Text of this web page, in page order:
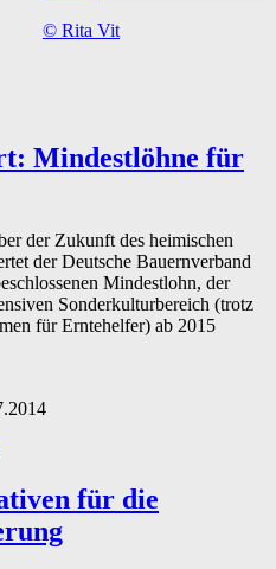
© Rita Vit
Mindestlöhne für
der Zukunft des heimischen
der Deutsche Bauernverband
Mindestlohn, der
Sonderkulturbereich (trotz
für Erntehelfer) ab 2015
für die